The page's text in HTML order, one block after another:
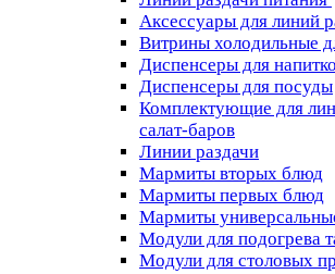
Аксессуары для линий
Витрины холодильные
Диспенсеры для
Диспенсеры для посуды
Комплектующие для
салат-баров
Линии раздачи
Мармиты вторых блюд
Мармиты первых блюд
Мармиты
Модули для подогрева
Модули для столовых